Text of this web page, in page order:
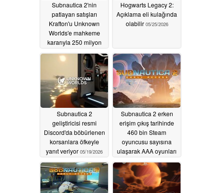
Subnautica 2'nin
patlayan satışları
Krafton'u Unknown
Worlds'e mahkeme
kararıyla 250 milyon
zorlayabilir
06/02/2026
Hogwarts Legacy 2:
Açıklama eli kulağında
olabilir 05/25/2026
Subnautica 2
geliştiricisi resmi
Discord'da böbürlenen
korsanlara öfkeyle
yanıt veriyor 05/19/2026
Subnautica 2 erken
erişim çıkış tarihinde
460 bin Steam
oyuncusu sayısına
ulaşarak AAA oyunları
05/15/2026